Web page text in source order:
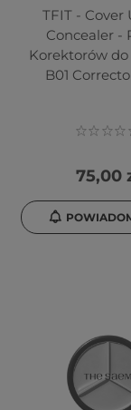
TFIT - Cover
Concealer -
Korektorów do
B01
75,00